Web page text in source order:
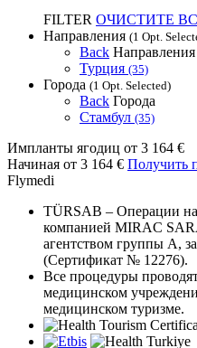
FILTER ОЧИСТИТЕ
Направления (1 Opt.
Back Направления
Турция (35)
Города (1 Opt. Selected)
Back Города
Стамбул (35)
Импланты ягодиц от 3 164 €
Начиная от 3 164 € Получить
Flymedi
TÜRSAB – Операции
компанией MIRAC
агентством группы A,
(Сертификат № 12276).
Все процедуры
медицинском
медицинском туризме.